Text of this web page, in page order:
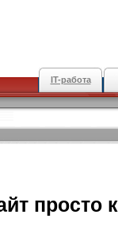
IT-работа
просто